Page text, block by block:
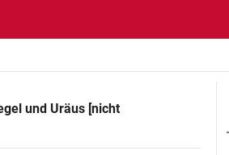
und Uräus [nicht